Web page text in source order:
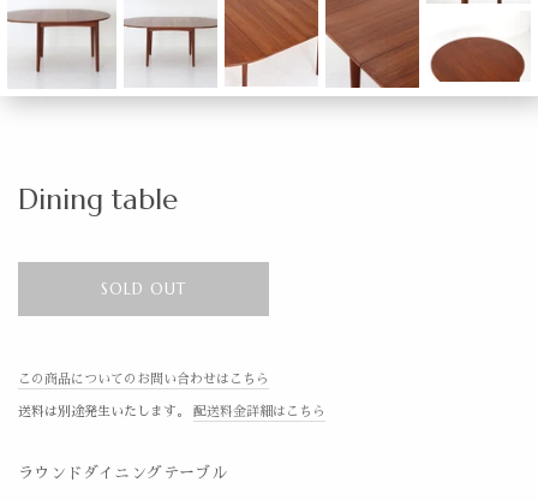
Dining table
SOLD OUT
この商品についてのお問い合わせはこちら
送料は別途発生いたします。 配送料金詳細はこちら
ラウンドダイニングテーブル